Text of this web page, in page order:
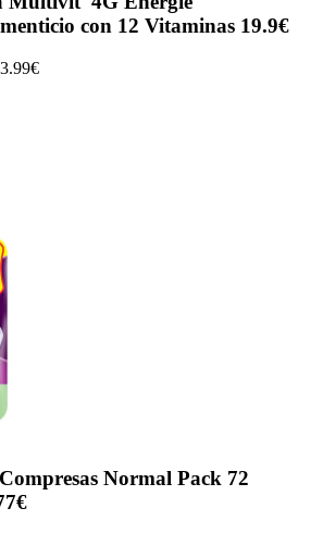
con 12 Vitaminas 19.9€
3.99€
Normal Pack 72